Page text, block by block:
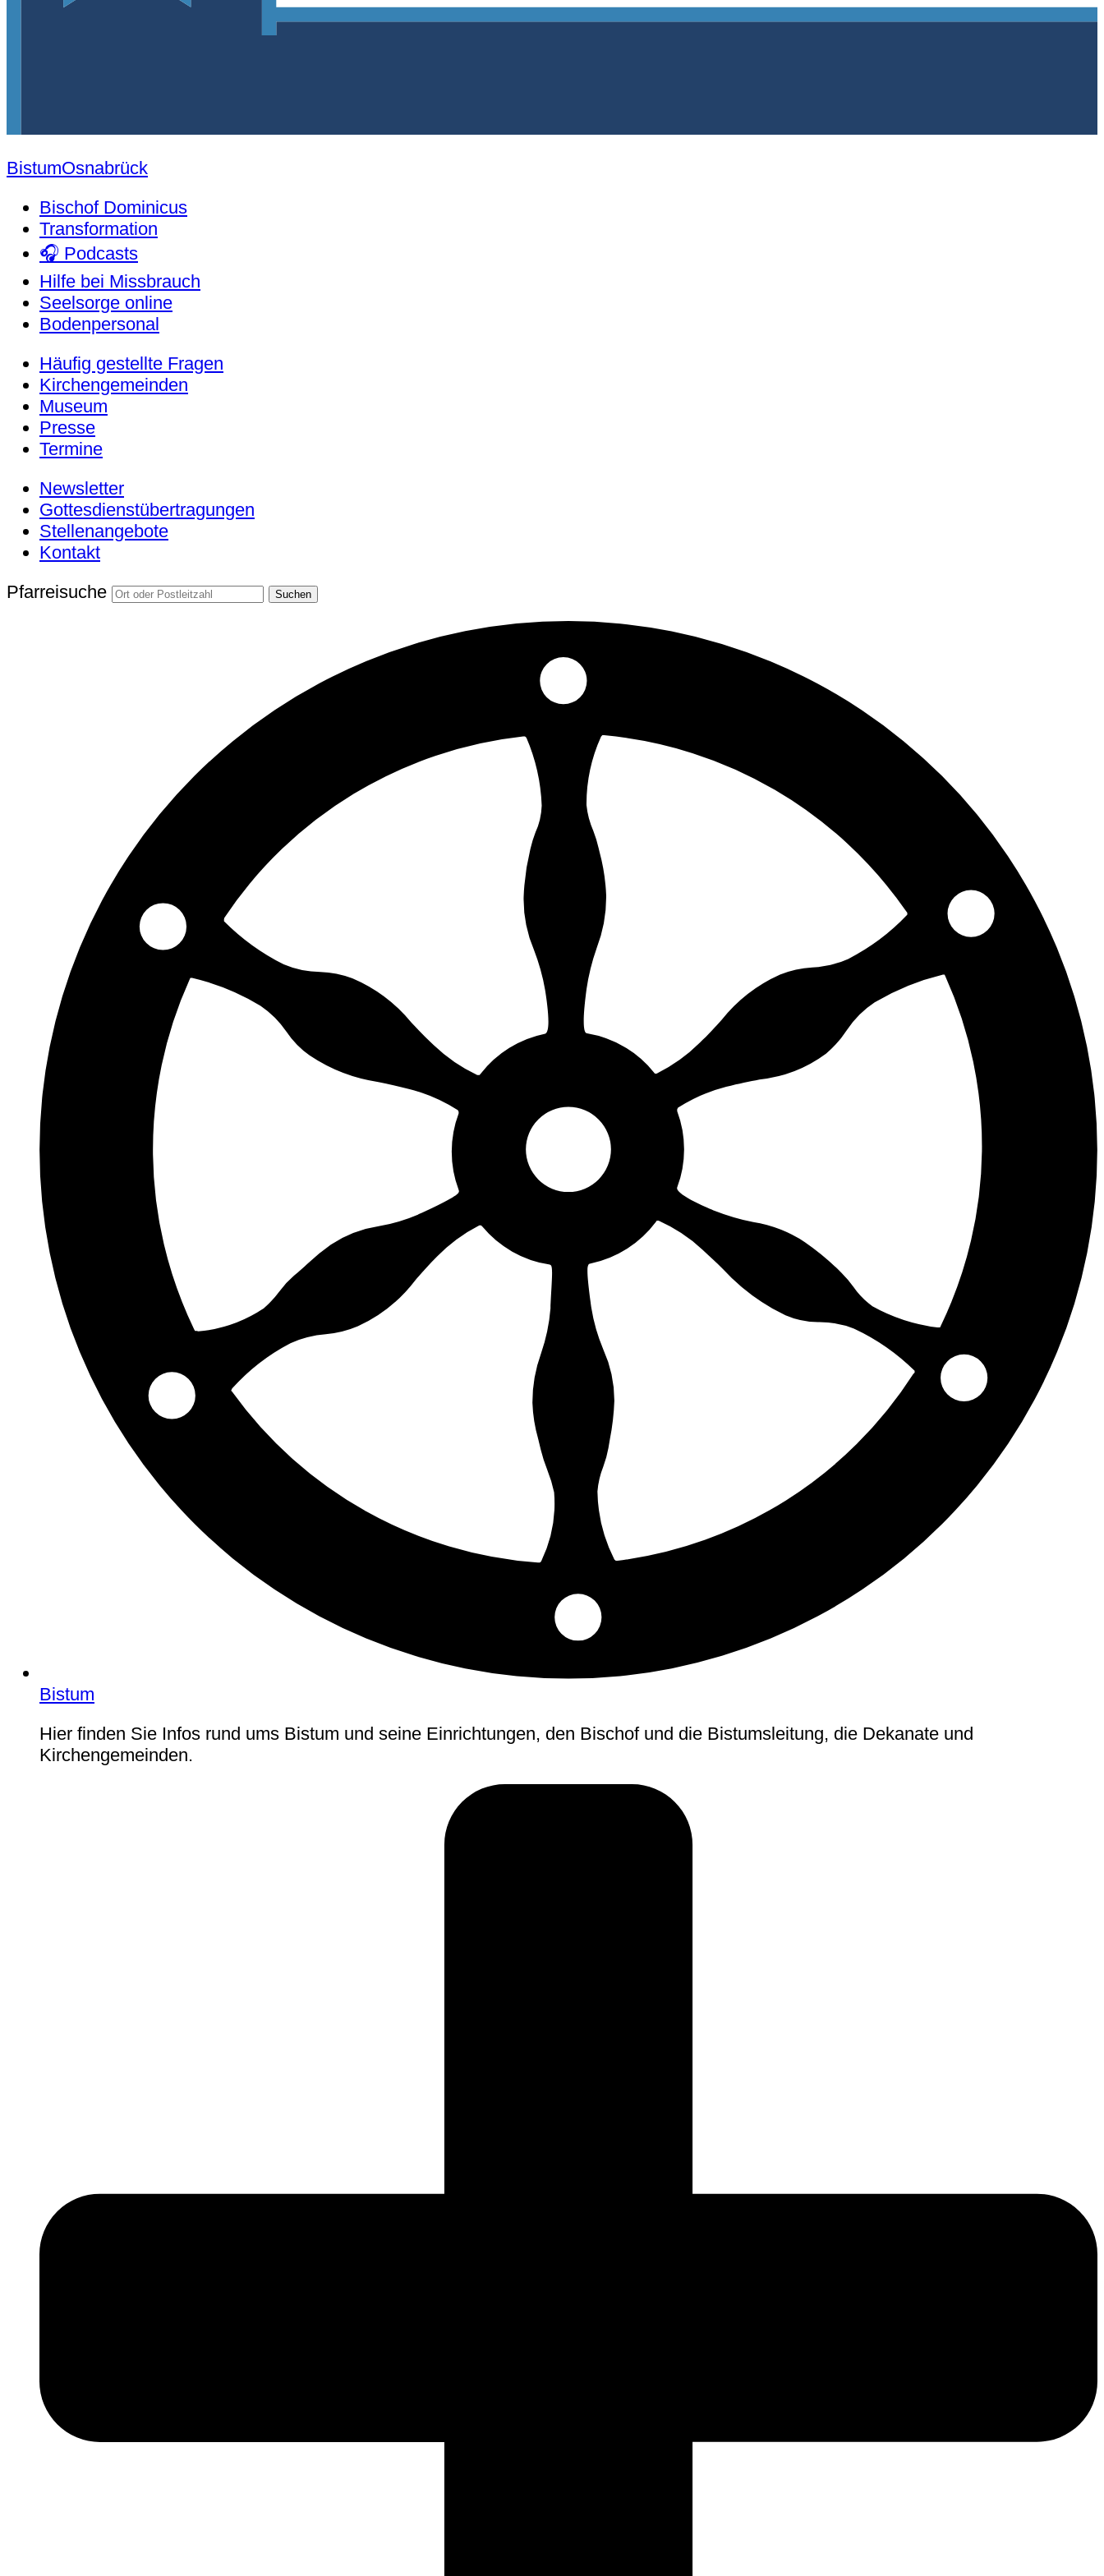
BistumOsnabrück
Bischof Dominicus
Transformation
🎧 Podcasts
Hilfe bei Missbrauch
Seelsorge online
Bodenpersonal
Häufig gestellte Fragen
Kirchengemeinden
Museum
Presse
Termine
Newsletter
Gottesdienstübertragungen
Stellenangebote
Kontakt
Pfarreisuche
Suchen
Bistum
Hier finden Sie Infos rund ums Bistum und seine Einrichtungen, den Bischof und die Bistumsleitung, die Dekanate und
Kirchengemeinden.